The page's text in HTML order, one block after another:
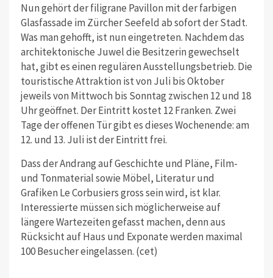
Nun gehört der filigrane Pavillon mit der farbigen
Glasfassade im Zürcher Seefeld ab sofort der Stadt.
Was man gehofft, ist nun eingetreten. Nachdem das
architektonische Juwel die Besitzerin gewechselt
hat, gibt es einen regulären Ausstellungsbetrieb. Die
touristische Attraktion ist von Juli bis Oktober
jeweils von Mittwoch bis Sonntag zwischen 12 und 18
Uhr geöffnet. Der Eintritt kostet 12 Franken. Zwei
Tage der offenen Tür gibt es dieses Wochenende: am
12. und 13. Juli ist der Eintritt frei.
Dass der Andrang auf Geschichte und Pläne, Film-
und Tonmaterial sowie Möbel, Literatur und
Grafiken Le Corbusiers gross sein wird, ist klar.
Interessierte müssen sich möglicherweise auf
längere Wartezeiten gefasst machen, denn aus
Rücksicht auf Haus und Exponate werden maximal
100 Besucher eingelassen. (cet)